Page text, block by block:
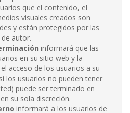
que el contenido, el
visuales creados son
y están protegidos por las
autor.
informará que las
en su sitio web y la
acceso de los usuarios a su
los usuarios no pueden tener
puede ser terminado en
su sola discreción.
informará a los usuarios de